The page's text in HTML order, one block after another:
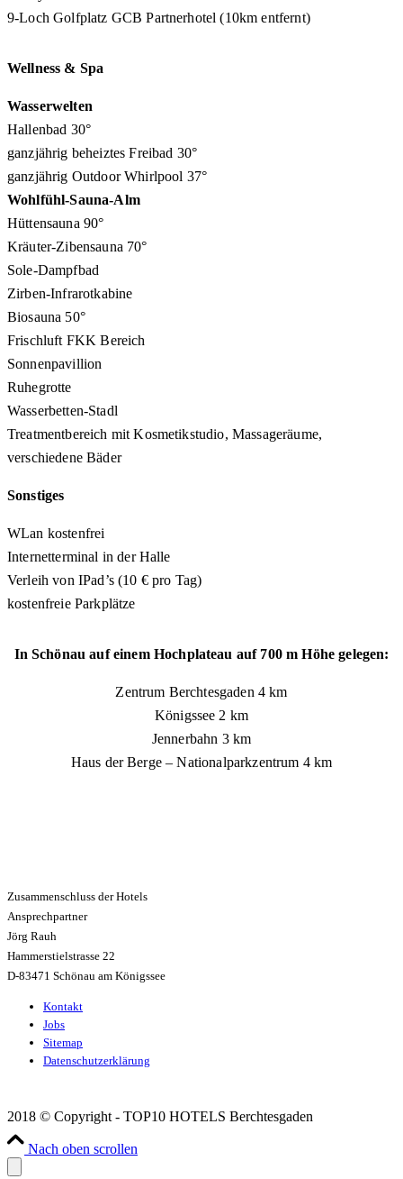
9-Loch Golfplatz GCB Partnerhotel (10km entfernt)
Wellness & Spa
Wasserwelten
Hallenbad 30°
ganzjährig beheiztes Freibad 30°
ganzjährig Outdoor Whirlpool 37°
Wohlfühl-Sauna-Alm
Hüttensauna 90°
Kräuter-Zibensauna 70°
Sole-Dampfbad
Zirben-Infrarotkabine
Biosauna 50°
Frischluft FKK Bereich
Sonnenpavillion
Ruhegrotte
Wasserbetten-Stadl
Treatmentbereich mit Kosmetikstudio, Massageräume,
verschiedene Bäder
Sonstiges
WLan kostenfrei
Internetterminal in der Halle
Verleih von IPad’s (10 € pro Tag)
kostenfreie Parkplätze
In Schönau auf einem Hochplateau auf 700 m Höhe gelegen:
Zentrum Berchtesgaden 4 km
Königssee 2 km
Jennerbahn 3 km
Haus der Berge – Nationalparkzentrum 4 km
Zusammenschluss der Hotels
Ansprechpartner
Jörg Rauh
Hammerstielstrasse 22
D-83471 Schönau am Königssee
Kontakt
Jobs
Sitemap
Datenschutzerklärung
2018 © Copyright - TOP10 HOTELS Berchtesgaden
Nach oben scrollen